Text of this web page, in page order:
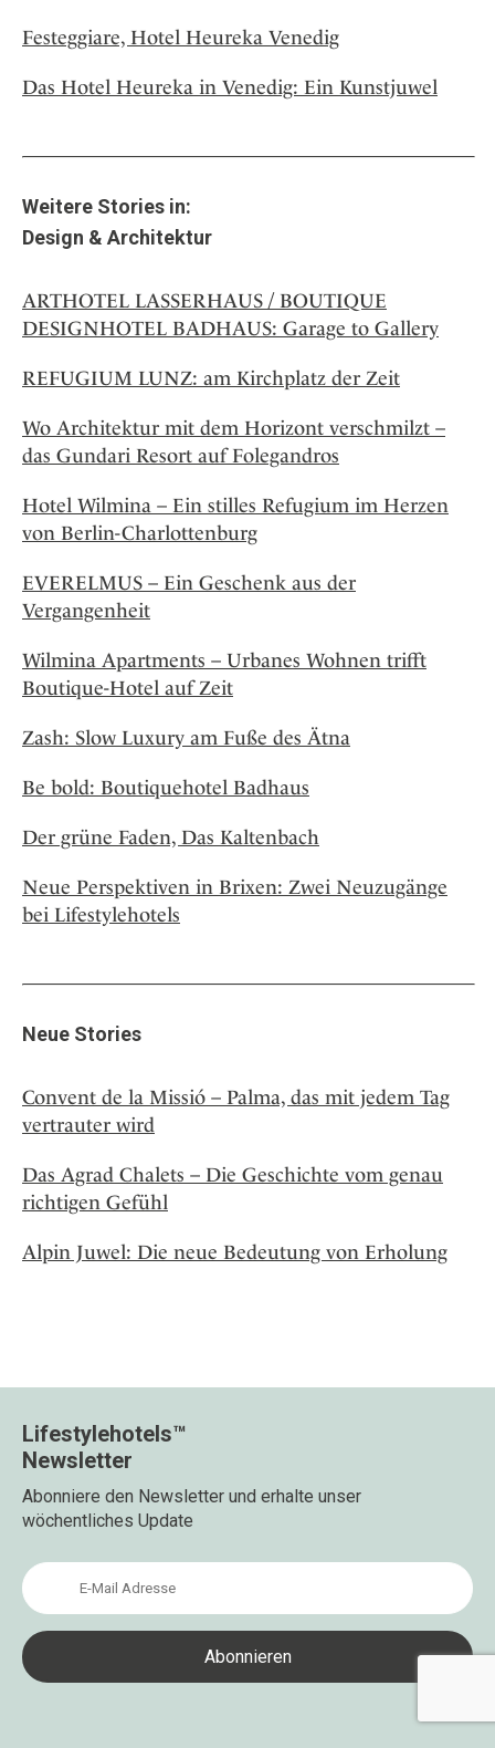
Festeggiare, Hotel Heureka Venedig
Das Hotel Heureka in Venedig: Ein Kunstjuwel
Weitere Stories in:
Design & Architektur
ARTHOTEL LASSERHAUS / BOUTIQUE
DESIGNHOTEL BADHAUS: Garage to Gallery
REFUGIUM LUNZ: am Kirchplatz der Zeit
Wo Architektur mit dem Horizont verschmilzt –
das Gundari Resort auf Folegandros
Hotel Wilmina – Ein stilles Refugium im Herzen
von Berlin-Charlottenburg
EVERELMUS – Ein Geschenk aus der
Vergangenheit
Wilmina Apartments – Urbanes Wohnen trifft
Boutique-Hotel auf Zeit
Zash: Slow Luxury am Fuße des Ätna
Be bold: Boutiquehotel Badhaus
Der grüne Faden, Das Kaltenbach
Neue Perspektiven in Brixen: Zwei Neuzugänge
bei Lifestylehotels
Neue Stories
Convent de la Missió – Palma, das mit jedem Tag
vertrauter wird
Das Agrad Chalets – Die Geschichte vom genau
richtigen Gefühl
Alpin Juwel: Die neue Bedeutung von Erholung
Lifestylehotels™
Newsletter
Abonniere den Newsletter und erhalte unser
wöchentliches Update